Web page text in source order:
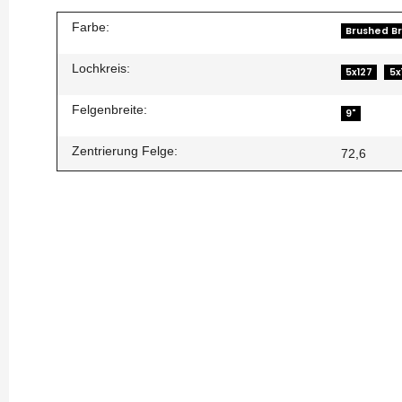
Farbe: Brushed
Lochkreis: 5x127
Felgenbreite: 9"
Zentrierung Felge: 72,6